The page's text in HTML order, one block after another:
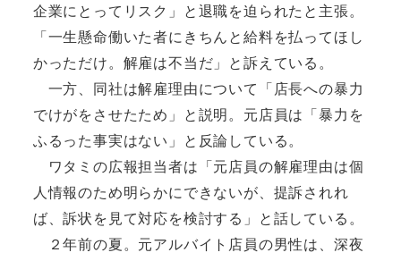
企業にとってリスク」と退職を迫られたと主張。
「一生懸命働いた者にきちんと給料を払ってほし
かっただけ。解雇は不当だ」と訴えている。
一方、同社は解雇理由について「店長への暴力
でけがをさせたため」と説明。元店員は「暴力を
ふるった事実はない」と反論している。
ワタミの広報担当者は「元店員の解雇理由は個
人情報のため明らかにできないが、提訴されれ
ば、訴状を見て対応を検討する」と話している。
２年前の夏。元アルバイト店員の男性は、深夜